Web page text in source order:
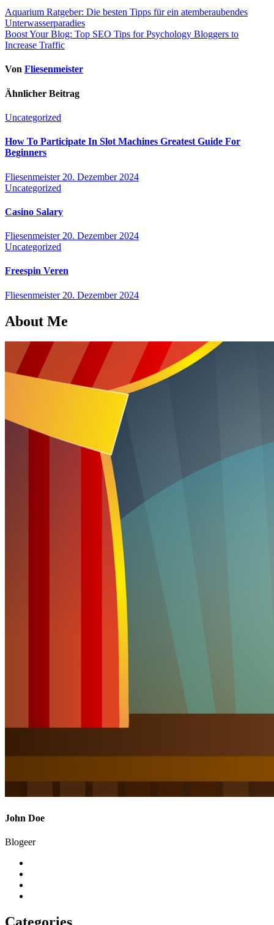
Beitragsnavigation
Aquarium Ratgeber: Die besten Tipps für ein atemberaubendes
Unterwasserparadies
Boost Your Blog: Top SEO Tips for Psychology Bloggers to
Increase Traffic
Von Fliesenmeister
Ähnlicher Beitrag
Uncategorized
How To Participate In Slot Machines Greatest Guide For
Beginners
Fliesenmeister 20. Dezember 2024
Uncategorized
Casino Salary
Fliesenmeister 20. Dezember 2024
Uncategorized
Freespin Veren
Fliesenmeister 20. Dezember 2024
About Me
John Doe
Blogeer